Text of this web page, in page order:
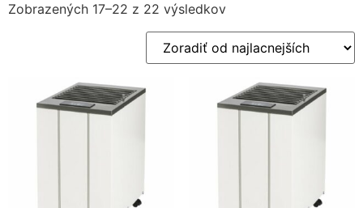
Zobrazených 17–22 z 22 výsledkov